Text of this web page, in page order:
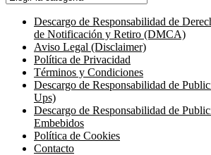
Descargo de Responsabilidad de
de Notificación y Retiro (DMCA)
Aviso Legal (Disclaimer)
Política de Privacidad
Términos y Condiciones
Descargo de Responsabilidad de
Ups)
Descargo de Responsabilidad de
Embebidos
Política de Cookies
Contacto